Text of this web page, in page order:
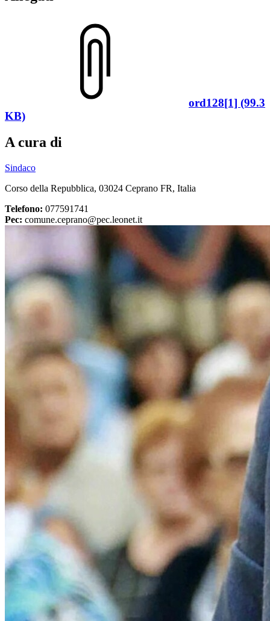
ord128[1] (99.3
KB)
A cura di
Sindaco
Corso della Repubblica, 03024 Ceprano FR, Italia
Telefono: 077591741
Pec: comune.ceprano@pec.leonet.it